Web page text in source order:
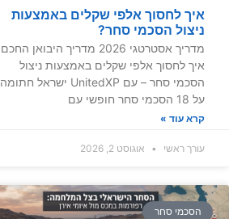
איך לחסוך אלפי שקלים באמצעות
ניצול הסכמי סחר?
מדריך אסטרטגי 2026 מדריך היבואן החכם
איך לחסוך אלפי שקלים באמצעות ניצול
הסכמי סחר – עם UnitedXP ישראל חתומה
על 18 הסכמי סחר חופשי עם
קרא עוד »
עורך ראשי אוגוסט 2, 2026
הסכמי סחר